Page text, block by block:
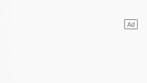
- [MAJ] Le PSG a fait une